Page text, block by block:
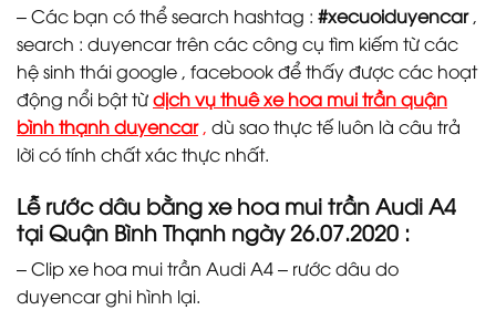
– Các bạn có thể search hashtag : #xecuoiduyencar,
search : duyencar trên các công cụ tìm kiếm từ các
hệ sinh thái google , facebook để thấy được các hoạt
động nổi bật từdịch vụ thuê xe hoa mui trần quận
bình thạnhduyencar, dù sao thực tế luôn là câu trả
lời có tính chất xác thực nhất.
Lễ rước dâu bằng xe hoa mui trần Audi A4
tại Quận Bình Thạnh ngày 26.07.2020 :
– Clip xe hoa mui trần Audi A4 – rước dâu do
duyencar ghi hình lại.